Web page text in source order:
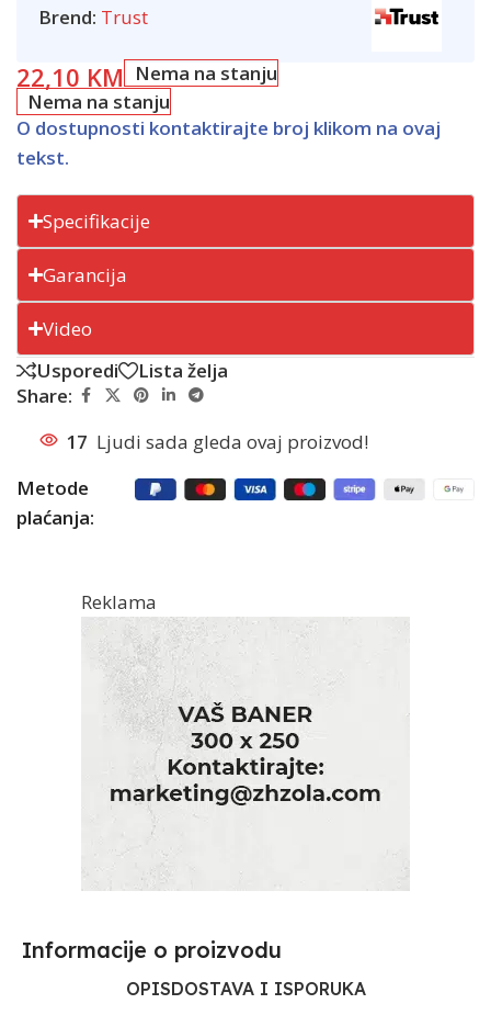
Brend: Trust
22,10 KM
Nema na stanju
Nema na stanju
O dostupnosti kontaktirajte broj klikom na ovaj
tekst.
Specifikacije
Garancija
Video
Usporedi
Lista želja
Share:
17 Ljudi sada gleda ovaj proizvod!
Metode
plaćanja:
Reklama
Informacije o proizvodu​
OPISDOSTAVA I ISPORUKA